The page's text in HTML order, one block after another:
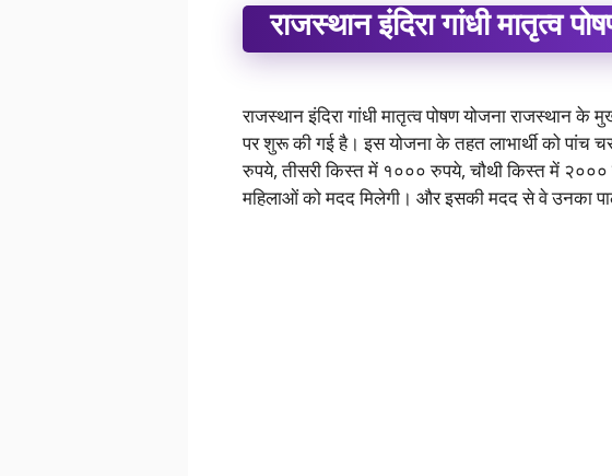
राजस्थान इंदिरा गांधी मातृत्व
राजस्थान इंदिरा गांधी मातृत्व पोषण योजना राजस्थान के
पर शुरू की गई है। इस योजना के तहत लाभार्थी को पांच
रुपये, तीसरी किस्त में १००० रुपये, चौथी किस्त में २०००
महिलाओं को मदद मिलेगी। और इसकी मदद से वे उनका